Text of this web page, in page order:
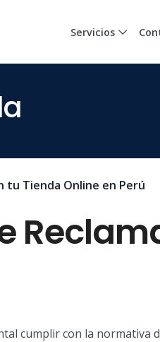
Servicios
tu Tienda Online en Perú
cumplir con la normativa